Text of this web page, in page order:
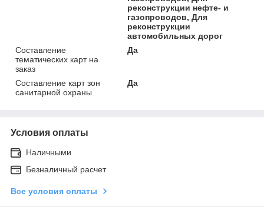
реконструкции нефте- и
газопроводов, Для
реконструкции
автомобильных дорог
Составление
тематических карт на
заказ
Да
Составление карт зон
санитарной охраны
Да
Условия оплаты
Наличными
Безналичный расчет
Все условия оплаты